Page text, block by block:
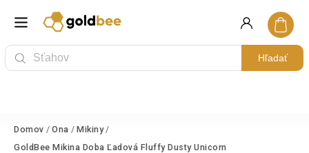
Hľadať
Domov / Ona / Mikiny /
GoldBee Mikina Doba Ľadová Fluffy Dusty Unicorn